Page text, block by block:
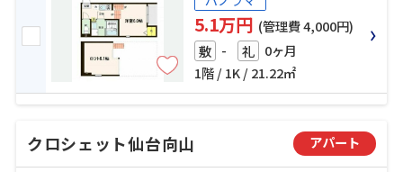
5.1万円 (管理費 4,000円)
敷 - 礼 0ヶ月
1階 / 1K / 21.22㎡
クロシェット仙台向山 アパート